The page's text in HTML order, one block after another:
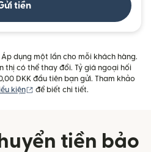
tiền
dụng một lần cho mỗi khách hàng.
thị có thể thay đổi. Tỷ giá ngoại hối
DKK đầu tiên bạn gửi. Tham khảo
kiện
(mở trong cửa sổ mới)
để biết chi tiết.
tiền bảo